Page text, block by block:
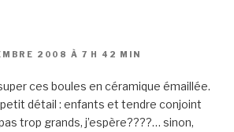
2008 À 7 H 42 MIN
ces boules en céramique émaillée.
détail : enfants et tendre conjoint
trop grands, j’espère????… sinon,